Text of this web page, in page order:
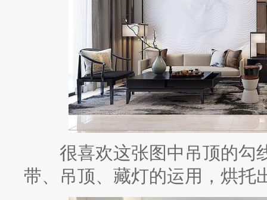
很喜欢这张图中吊顶的勾
带、吊顶、藏灯的运用，烘托